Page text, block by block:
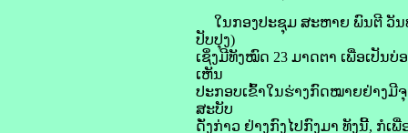
ໃນກອງປະຊຸມ ສະຫາຍ ພົນຕີ ວັນ
ປັບປຸງ)
ເຊິ່ງມີທັງໝົດ 23 ມາດຕາ ເພື່ອເປັນ
ເຫັນ
ປະກອບເຂົ້າໃນຮ່າງກົດໝາຍຢ່າງ
ສະບັບ
ດັ່ງກ່າວ ຢ່າງກົງໄປກົງມາ ທັງນີ້, ກໍ